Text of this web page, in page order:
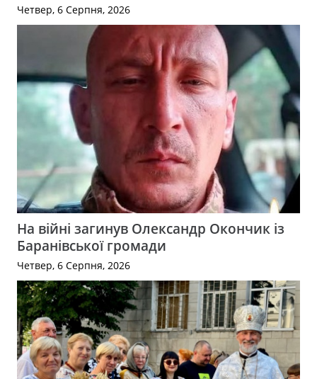
Четвер, 6 Серпня, 2026
На війні загинув Олександр Окончик із
Баранівської громади
Четвер, 6 Серпня, 2026